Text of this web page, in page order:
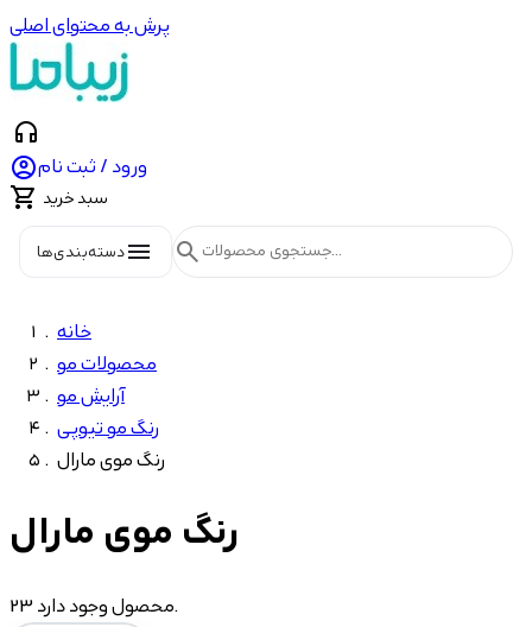
پرش به محتوای اصلی
headphones
ورود / ثبت نام
 سبد خرید
menuدسته‌بندی‌ها search
خانه
محصولات مو
آرایش مو
رنگ مو تیوپی
رنگ موی مارال
رنگ موی مارال
23 محصول وجود دارد.